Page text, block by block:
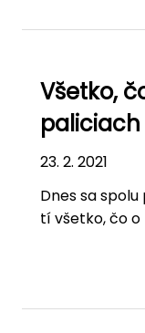
Všetko,
paliciach
23. 2. 2021
Dnes sa
tí všetko, čo